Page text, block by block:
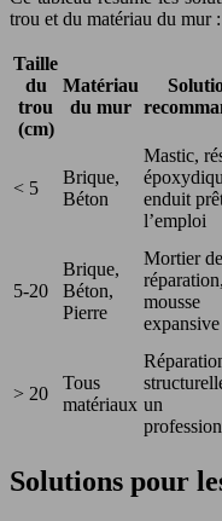
trou et du matériau du mur :
Taille
du
trou
(cm)
Matériau
du mur
< 5
Brique,
Béton
Mastic,
enduit
l’emploi
5-20
Brique,
Béton,
Pierre
Mortier de
réparation,
mousse
> 20
Tous
matériaux un
Solutions pour